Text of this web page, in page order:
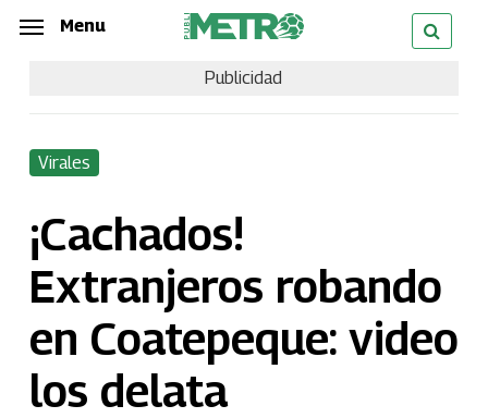
Skip
content
Menu
Publicidad
Virales
¡Cachados!
Extranjeros robando
en Coatepeque: video
los delata
Menu